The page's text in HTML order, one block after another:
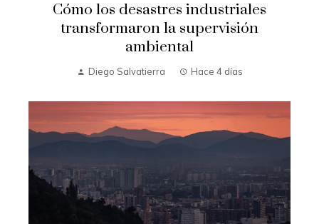
Cómo los desastres industriales
transformaron la supervisión
ambiental
Diego Salvatierra Hace 4 días